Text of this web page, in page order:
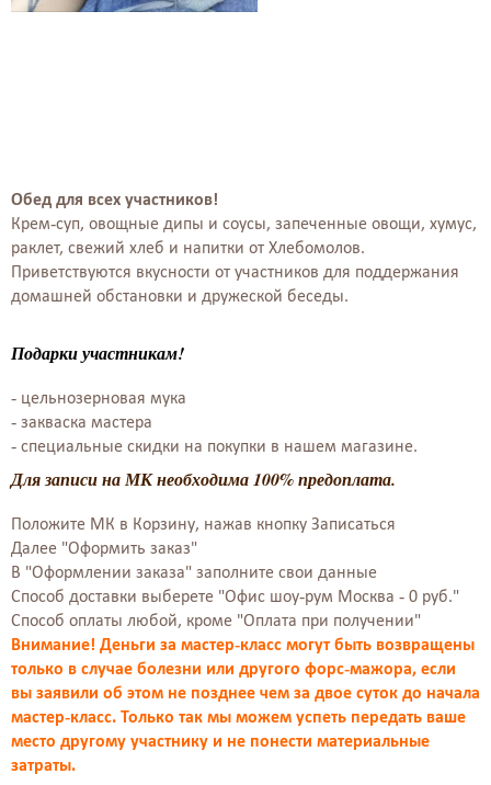
Обед для всех участников!
Крем-суп, овощные дипы и соусы, запеченные овощи, хумус,
раклет, свежий хлеб и напитки от Хлебомолов.
Приветствуются вкусности от участников для поддержания
домашней обстановки и дружеской беседы.
Подарки участникам!
- цельнозерновая мука
- закваска мастера
- специальные скидки на покупки в нашем магазине.
Для записи на МК необходима 100% предоплата.
Положите МК в Корзину, нажав кнопку Записаться
Далее "Оформить заказ"
В "Оформлении заказа" заполните свои данные
Способ доставки выберете "Офис шоу-рум Москва - 0 руб."
Способ оплаты любой, кроме "Оплата при получении"
Внимание! Деньги за мастер-класс могут быть возвращены
только в случае болезни или другого форс-мажора, если
вы заявили об этом не позднее чем за двое суток до начала
мастер-класс. Только так мы можем успеть передать ваше
место другому участнику и не понести материальные
затраты.